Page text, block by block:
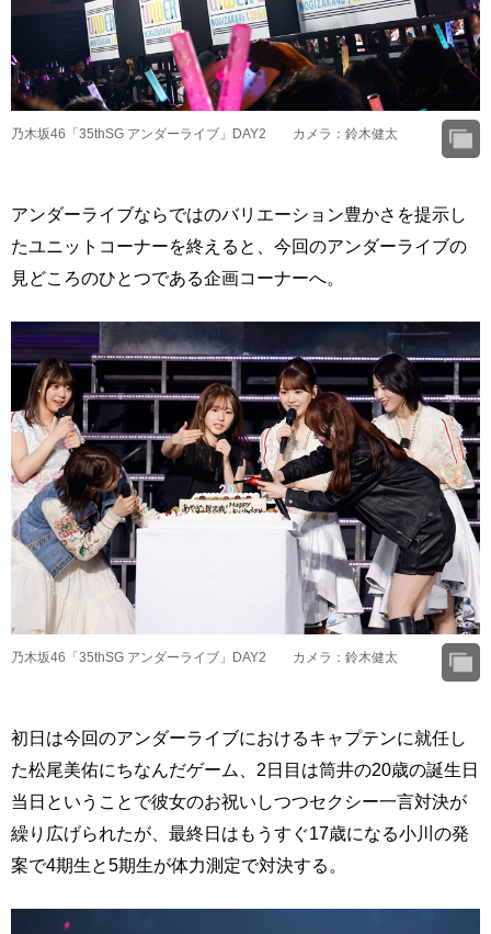
乃木坂46「35thSG アンダーライブ」DAY2 カメラ：鈴木健太
アンダーライブならではのバリエーション豊かさを提示し
たユニットコーナーを終えると、今回のアンダーライブの
見どころのひとつである企画コーナーへ。
乃木坂46「35thSG アンダーライブ」DAY2 カメラ：鈴木健太
初日は今回のアンダーライブにおけるキャプテンに就任し
た松尾美佑にちなんだゲーム、2日目は筒井の20歳の誕生日
当日ということで彼女のお祝いしつつセクシー一言対決が
繰り広げられたが、最終日はもうすぐ17歳になる小川の発
案で4期生と5期生が体力測定で対決する。